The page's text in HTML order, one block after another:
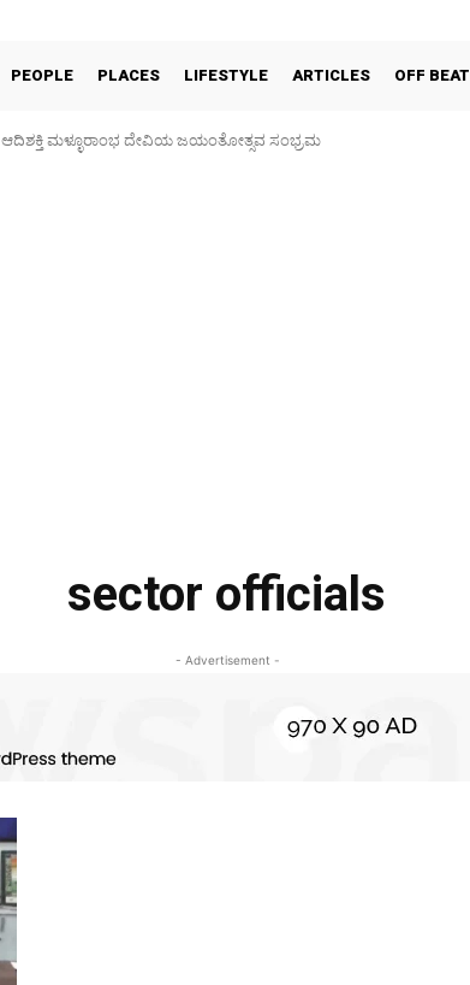
PEOPLE PLACES LIFESTYLE ARTICLES OFF BEAT
ಆದಿಶಕ್ತಿ ಮಳ್ಳೂರಾಂಭ ದೇವಿಯ ಜಯಂತೋತ್ಸವ ಸಂಭ್ರಮ
sector officials
- Advertisement -